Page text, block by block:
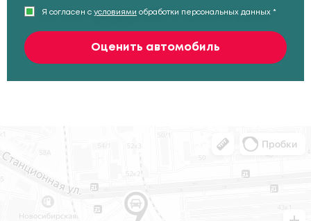
Я согласен с условиями обработки персональных данных *
Оценить автомобиль